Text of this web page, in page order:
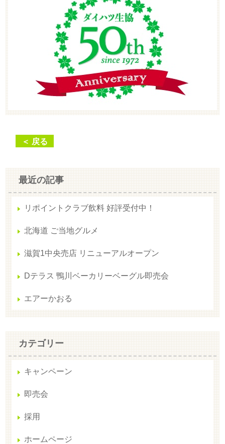
＜ 戻る
最近の記事
リポイントクラブ飲料 好評受付中！
北海道 ご当地グルメ
滋賀1中央売店 リニューアルオープン
Dテラス 鴨川ベーカリーベーグル即売会
エアーかおる
カテゴリー
キャンペーン
即売会
採用
ホームページ